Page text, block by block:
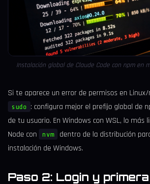
Instalación global de Claude Code con npm en
Si te aparece un error de permisos en
sudo
: configura mejor el prefijo global de
de tu usuario. En Windows con WSL, lo más
Node con
nvm
dentro de la distribución
instalación de Windows.
Paso 2: Login y